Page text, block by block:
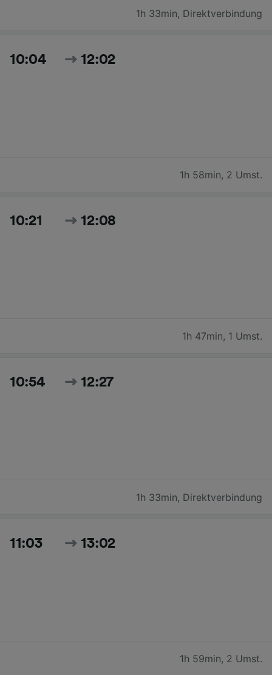
1h 33min, Direktverbindung
10:04 12:02
1h 58min, 2 Umst.
10:21 12:08
1h 47min, 1 Umst.
10:54 12:27
1h 33min, Direktverbindung
11:03 13:02
1h 59min, 2 Umst.